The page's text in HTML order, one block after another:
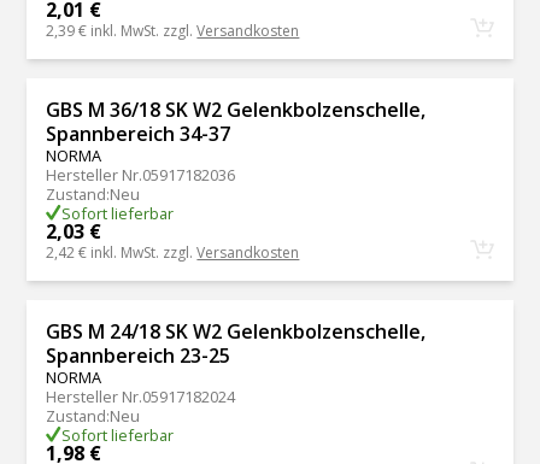
2,01 €
2,39 € inkl. MwSt. zzgl.Versandkosten
GBS M 36/18 SK W2 Gelenkbolzenschelle,
Spannbereich 34-37
NORMA
Hersteller Nr.05917182036
Zustand:Neu
Sofort lieferbar
2,03 €
2,42 € inkl. MwSt. zzgl.Versandkosten
GBS M 24/18 SK W2 Gelenkbolzenschelle,
Spannbereich 23-25
NORMA
Hersteller Nr.05917182024
Zustand:Neu
Sofort lieferbar
1,98 €